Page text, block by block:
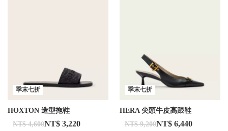
季末七折
HOXTON 造型拖鞋
NT$ 4,600NT$ 3,220
季末七折
HERA 尖頭牛皮高跟鞋
NT$ 9,200NT$ 6,440